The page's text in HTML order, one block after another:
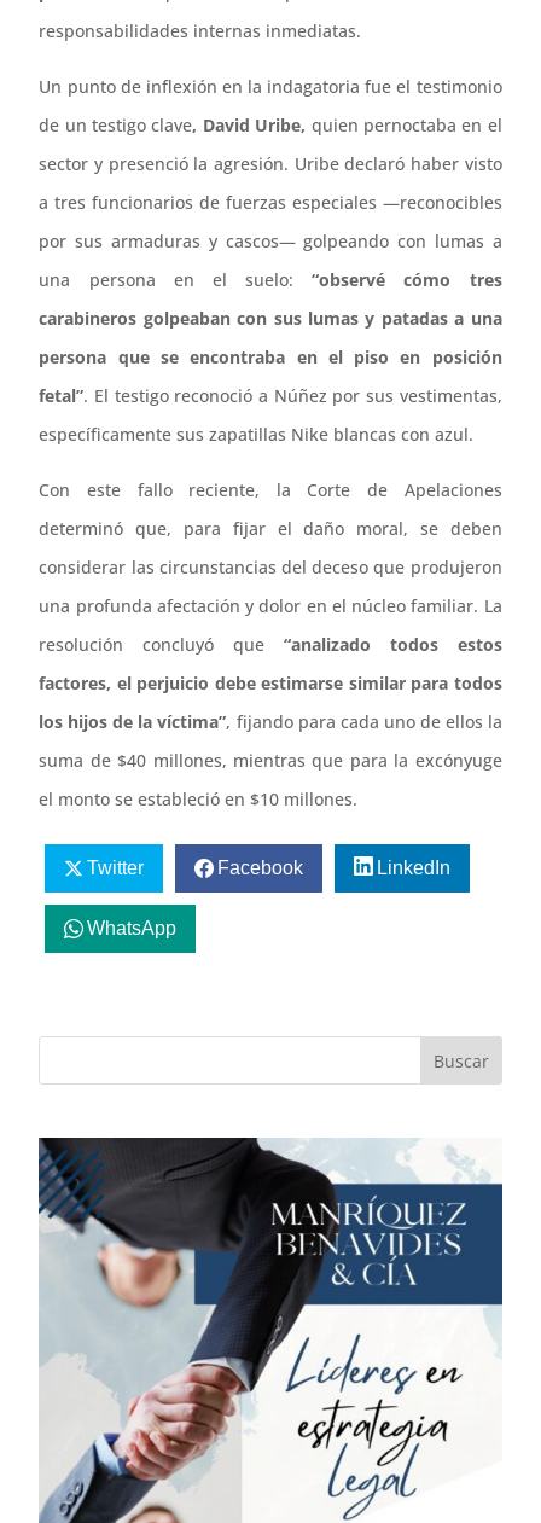
responsabilidades internas inmediatas.
Un punto de inflexión en la indagatoria fue el testimonio
de un testigo clave, David Uribe, quien pernoctaba en el
sector y presenció la agresión. Uribe declaró haber visto
a tres funcionarios de fuerzas especiales —reconocibles
por sus armaduras y cascos— golpeando con lumas a
una persona en el suelo:“observé cómo tres
carabineros golpeaban con sus lumas y patadas a una
persona que se encontraba en el piso en posición
fetal”. El testigo reconoció a Núñez por sus vestimentas,
específicamente sus zapatillas Nike blancas con azul.
Con este fallo reciente, la Corte de Apelaciones
determinó que, para fijar el daño moral, se deben
considerar las circunstancias del deceso que produjeron
una profunda afectación y dolor en el núcleo familiar. La
resolución concluyó que “analizado todos estos
factores, el perjuicio debe estimarse similar para todos
los hijos de la víctima”, fijando para cada uno de ellos la
suma de $40 millones, mientras que para la excónyuge
el monto se estableció en $10 millones.
Twitter Facebook LinkedIn
WhatsApp